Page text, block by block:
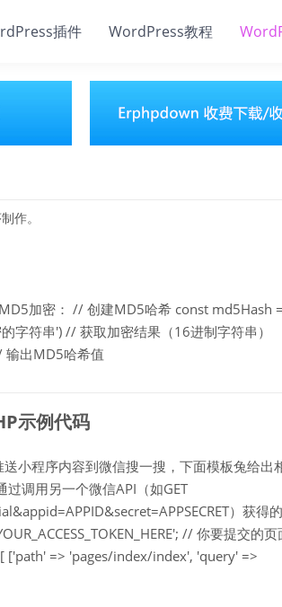
插件 WordPress教程
作。
加密： // 创建MD5哈希 const md5Hash =
符串') // 获取加密结果（16进制字符串）
输出MD5哈希值
示例代码
小程序内容到微信搜一搜，下面模板兔给出
调用另一个微信API（如GET
）获得的
// 你要提交的页
['path' => 'pages/index/index', 'query' =>